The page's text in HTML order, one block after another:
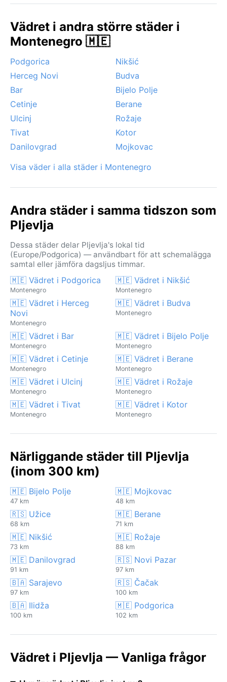
dagarna är milda och nätterna svala. Snöfall kan vara
trafikproblem på vägarna; dimma ligger ofta i dalen
under höst och vinter. Några extrema fenomen som
snöstormar och kraftiga vårfloder från
snösmältningen är vanliga och dramatiska. Vattnet i
Tara sväller då rejält – ett skådespel värt att hålla
utkik efter.
Vädret i andra större städer i
Montenegro 🇲🇪
Podgorica
Nikšić
Herceg Novi
Budva
Bar
Bijelo Polje
Cetinje
Berane
Ulcinj
Rožaje
Tivat
Kotor
Danilovgrad
Mojkovac
Visa väder i alla städer i Montenegro
Andra städer i samma tidszon som
Pljevlja
Dessa städer delar Pljevlja's lokal tid
(Europe/Podgorica) — användbart för att schemalägga
samtal eller jämföra dagsljus timmar.
🇲🇪 Vädret i Podgorica
Montenegro
🇲🇪 Vädret i Nikšić
Montenegro
🇲🇪 Vädret i Herceg
Novi
Montenegro
🇲🇪 Vädret i Budva
Montenegro
🇲🇪 Vädret i Bar
Montenegro
🇲🇪 Vädret i Bijelo Polje
Montenegro
🇲🇪 Vädret i Cetinje
Montenegro
🇲🇪 Vädret i Berane
Montenegro
🇲🇪 Vädret i Ulcinj
Montenegro
🇲🇪 Vädret i Rožaje
Montenegro
🇲🇪 Vädret i Tivat
Montenegro
🇲🇪 Vädret i Kotor
Montenegro
Närliggande städer till Pljevlja
(inom 300 km)
🇲🇪 Bijelo Polje
47 km
🇲🇪 Mojkovac
48 km
🇷🇸 Užice
68 km
🇲🇪 Berane
71 km
🇲🇪 Nikšić
73 km
🇲🇪 Rožaje
88 km
🇲🇪 Danilovgrad
91 km
🇷🇸 Novi Pazar
97 km
🇧🇦 Sarajevo
97 km
🇷🇸 Čačak
100 km
🇧🇦 Ilidža
100 km
🇲🇪 Podgorica
102 km
Vädret i Pljevlja — Vanliga frågor